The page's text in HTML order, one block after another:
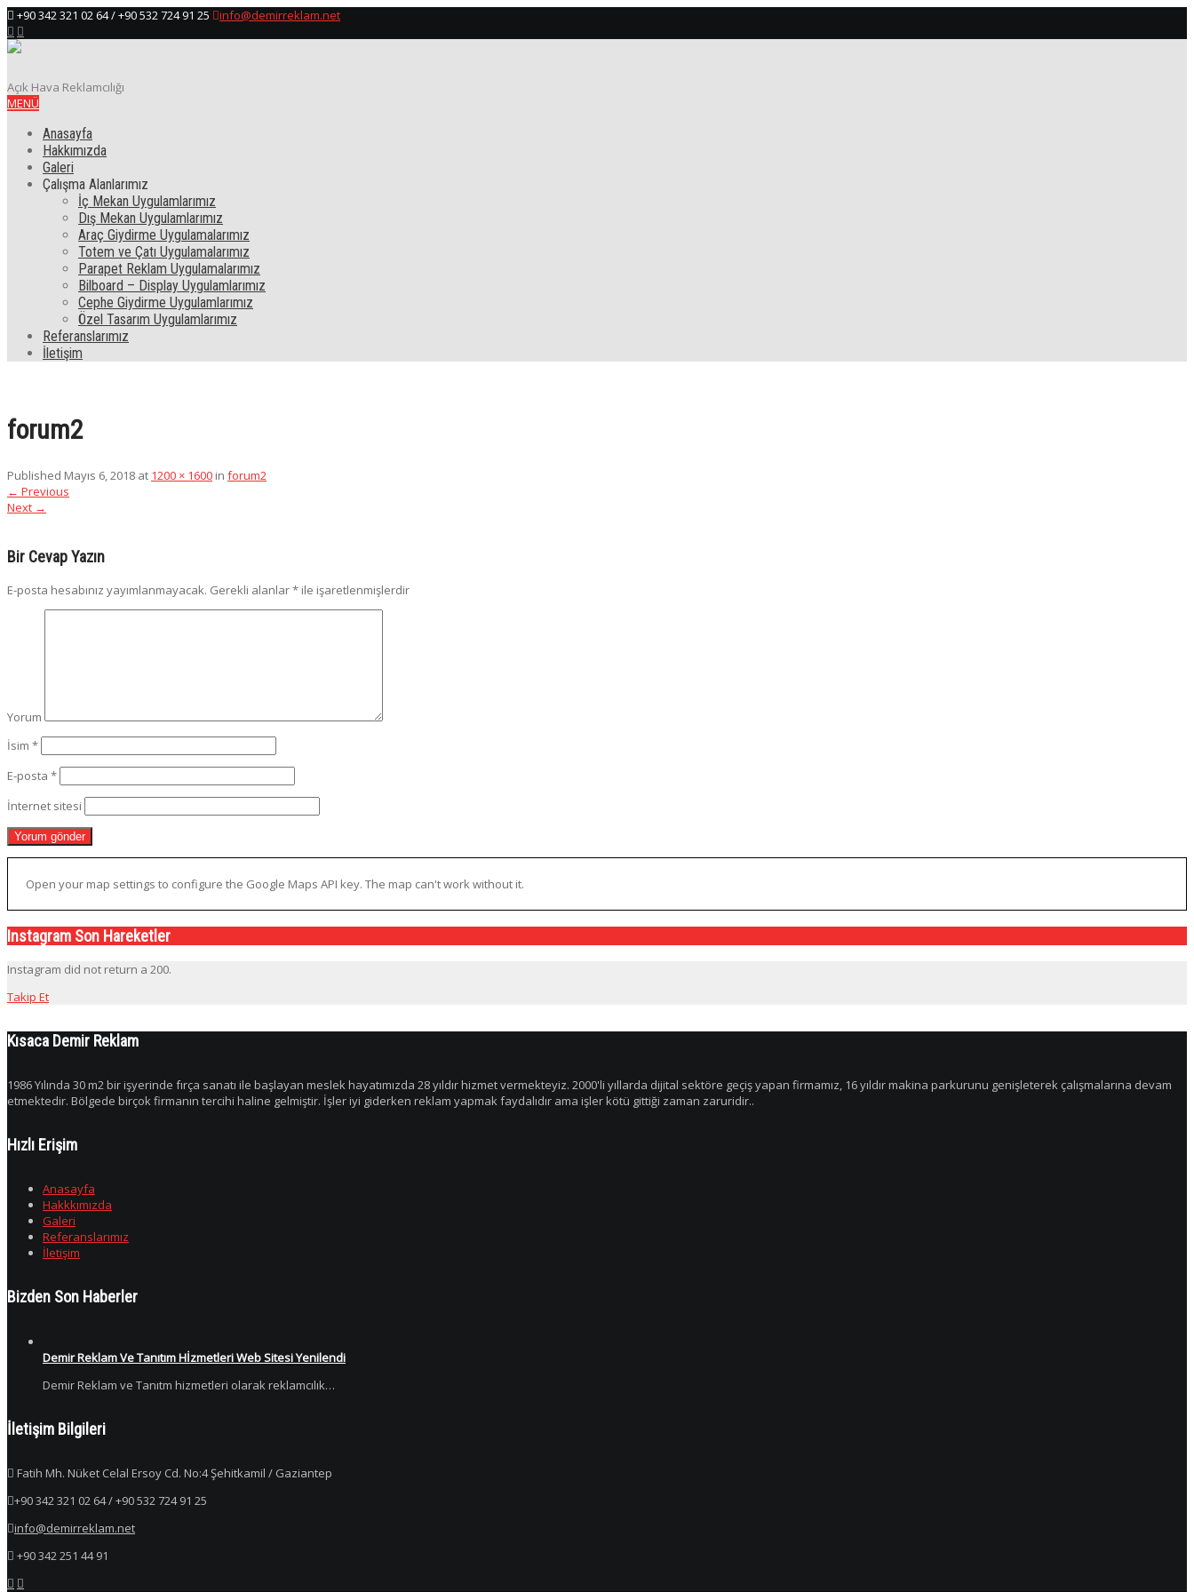
+90 342 321 02 64 / +90 532 724 91 25 info@demirreklam.net
Açık Hava Reklamcılığı
MENÜ
Anasayfa
Hakkımızda
Galeri
Çalışma Alanlarımız
İç Mekan Uygulamlarımız
Dış Mekan Uygulamlarımız
Araç Giydirme Uygulamalarımız
Totem ve Çatı Uygulamalarımız
Parapet Reklam Uygulamalarımız
Bilboard – Display Uygulamlarımız
Cephe Giydirme Uygulamlarımız
Özel Tasarım Uygulamlarımız
Referanslarımız
İletişim
forum2
Published Mayıs 6, 2018 at 1200 × 1600 in forum2
← Previous
Next →
Bir Cevap Yazın
E-posta hesabınız yayımlanmayacak. Gerekli alanlar* ile işaretlenmişlerdir
Yorum
İsim *
E-posta *
İnternet sitesi
Open your map settings to configure the Google Maps API key. The map can't work without it.
Instagram Son Hareketler
Instagram did not return a 200.
Takip Et
Kısaca Demir Reklam
1986 Yılında 30 m2 bir işyerinde fırça sanatı ile başlayan meslek hayatımızda 28 yıldır hizmet vermekteyiz. 2000'li yıllarda dijital sektöre geçiş yapan firmamız, 16 yıldır makina parkurunu genişleterek çalışmalarına devam
etmektedir. Bölgede birçok firmanın tercihi haline gelmiştir. İşler iyi giderken reklam yapmak faydalıdır ama işler kötü gittiği zaman zaruridir..
Hızlı Erişim
Anasayfa
Hakkkımızda
Galeri
Referanslarımız
İletişim
Bizden Son Haberler
Demir Reklam Ve Tanıtım Hİzmetleri Web Sitesi Yenilendi
Demir Reklam ve Tanıtm hizmetleri olarak reklamcılık…
İletişim Bilgileri
Fatih Mh. Nüket Celal Ersoy Cd. No:4 Şehitkamil / Gaziantep
+90 342 321 02 64 / +90 532 724 91 25
info@demirreklam.net
+90 342 251 44 91